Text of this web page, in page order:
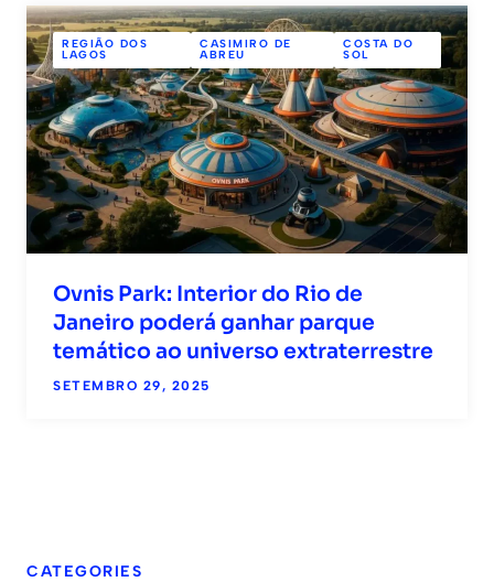
REGIÃO DOS
LAGOS
CASIMIRO DE
ABREU
COSTA DO
SOL
Ovnis Park: Interior do Rio de
Janeiro poderá ganhar parque
temático ao universo extraterrestre
SETEMBRO 29, 2025
CATEGORIES